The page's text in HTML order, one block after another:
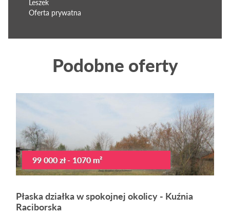
Leszek
Oferta prywatna
Podobne oferty
99 000 zł - 1070 m²
Płaska działka w spokojnej okolicy - Kuźnia
Raciborska